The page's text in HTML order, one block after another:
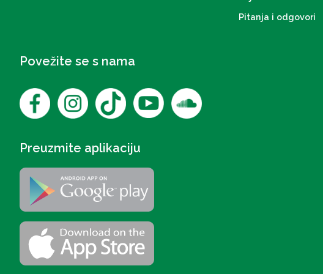
Pitanja i odgovori
Povežite se s nama
Preuzmite aplikaciju